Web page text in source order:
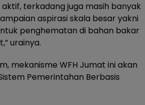
terkadang juga masih banyak
aspirasi skala besar yakni
penghematan di bahan bakar
urainya.
mekanisme WFH Jumat ini akan
Pemerintahan Berbasis